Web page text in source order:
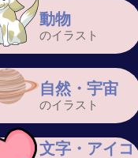
動物
のイラスト
自然・宇宙
のイラスト
文字・アイコ